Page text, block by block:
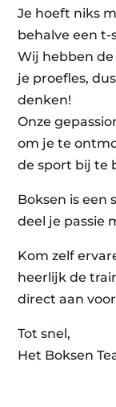
Je hoeft niks
behalve een
Wij hebben
je proefles,
denken!
Onze
om je te
de sport bij te
Boksen is een
deel je passie
Kom zelf
heerlijk de
direct aan voor
Tot snel,
Het Boksen